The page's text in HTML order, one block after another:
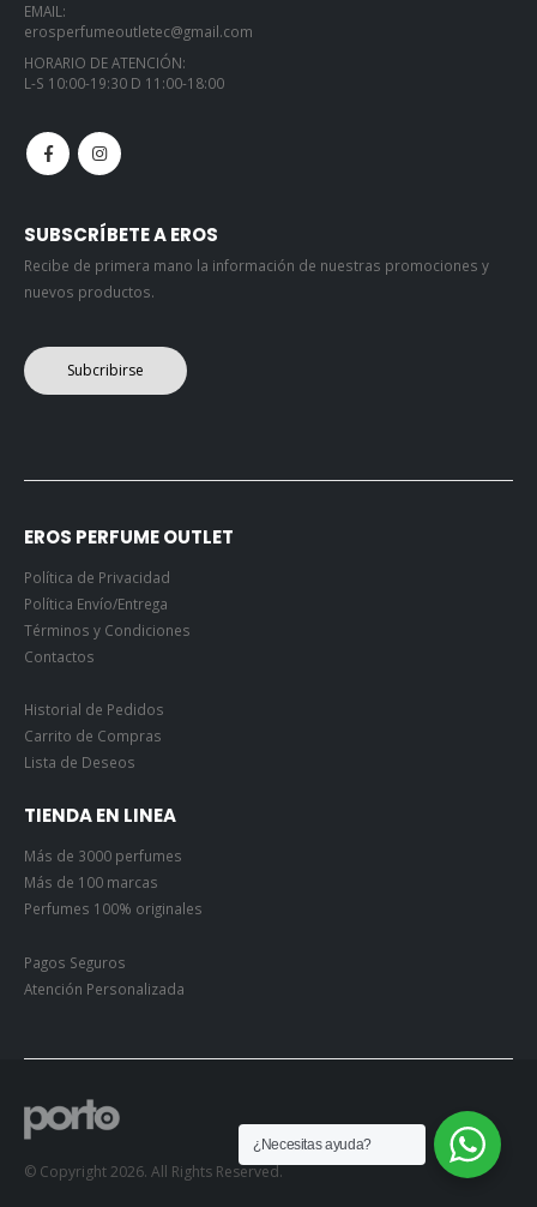
EMAIL:
erosperfumeoutletec@gmail.com
HORARIO DE ATENCIÓN:
L-S 10:00-19:30 D 11:00-18:00
SUBSCRÍBETE A EROS
Recibe de primera mano la información de nuestras promociones y
nuevos productos.
Subcribirse
EROS PERFUME OUTLET
Política de Privacidad
Política Envío/Entrega
Términos y Condiciones
Contactos
Historial de Pedidos
Carrito de Compras
Lista de Deseos
TIENDA EN LINEA
Más de 3000 perfumes
Más de 100 marcas
Perfumes 100% originales
Pagos Seguros
Atención Personalizada
© Copyright 2026. All Rights Reserved.
¿Necesitas ayuda?